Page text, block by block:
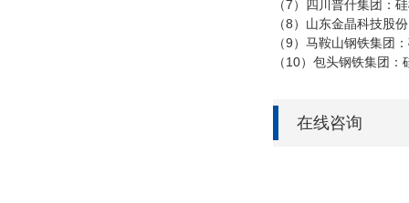
（7）四川普什集团：
（8）山东金晶科技股
（9）马鞍山钢铁集团
（10）包头钢铁集团
在线咨询